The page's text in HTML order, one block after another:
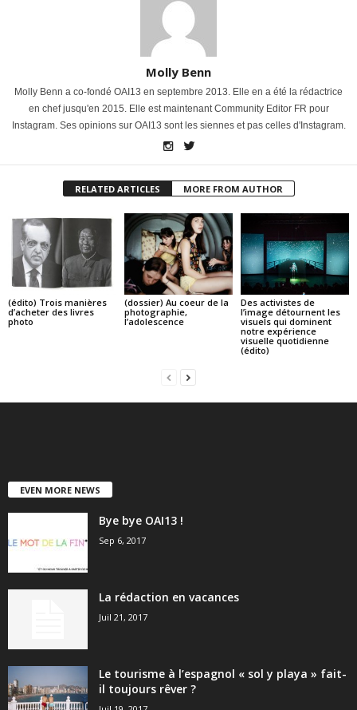
Molly Benn
Molly Benn a co-fondé OAI13 en septembre 2013. Elle en a été la rédactrice
en chef jusqu'en 2015. Elle est maintenant Community Editor FR pour
Instagram. Ses opinions sur OAI13 sont les siennes et pas celles d'Instagram.
RELATED ARTICLES MORE FROM AUTHOR
(édito) Trois manières
d’acheter des livres
photo
(dossier) Au coeur de la
photographie,
l’adolescence
Des activistes de
l’image détournent les
visuels qui dominent
notre expérience
visuelle quotidienne
(édito)
EVEN MORE NEWS
Bye bye OAI13 !
Sep 6, 2017
La rédaction en vacances
Juil 21, 2017
Le tourisme à l’espagnol « sol y playa » fait-
il toujours rêver ?